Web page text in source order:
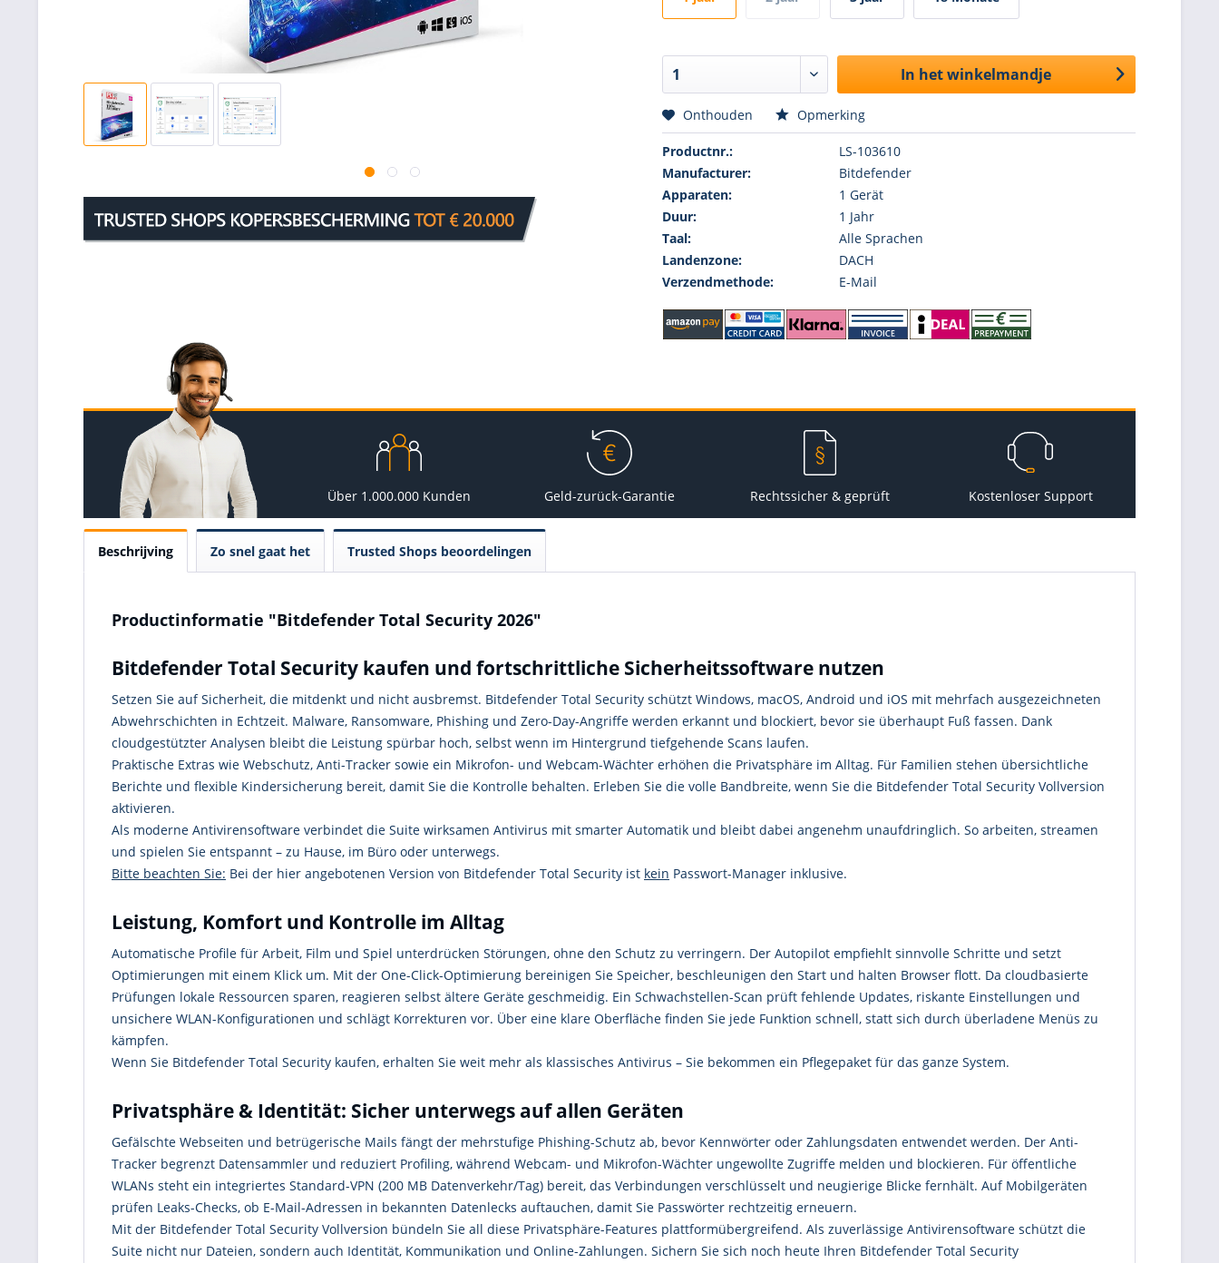
In het winkelmandje
Onthouden Opmerking
Productnr.:
LS-103610
Manufacturer:
Bitdefender
Apparaten:
1 Gerät
Duur:
1 Jahr
Taal:
Alle Sprachen
Landenzone:
DACH
Verzendmethode:
E-Mail
Über 1.000.000 Kunden Geld-zurück-Garantie Rechtssicher & geprüft Kostenloser Support
Beschrijving Zo snel gaat het Trusted Shops beoordelingen
Productinformatie "Bitdefender Total Security 2026"
Bitdefender Total Security kaufen und fortschrittliche Sicherheitssoftware nutzen
Setzen Sie auf Sicherheit, die mitdenkt und nicht ausbremst. Bitdefender Total Security schützt Windows, macOS, Android und iOS mit mehrfach ausgezeichneten
Abwehrschichten in Echtzeit. Malware, Ransomware, Phishing und Zero-Day-Angriffe werden erkannt und blockiert, bevor sie überhaupt Fuß fassen. Dank
cloudgestützter Analysen bleibt die Leistung spürbar hoch, selbst wenn im Hintergrund tiefgehende Scans laufen.
Praktische Extras wie Webschutz, Anti-Tracker sowie ein Mikrofon- und Webcam-Wächter erhöhen die Privatsphäre im Alltag. Für Familien stehen übersichtliche
Berichte und flexible Kindersicherung bereit, damit Sie die Kontrolle behalten. Erleben Sie die volle Bandbreite, wenn Sie die Bitdefender Total Security Vollversion
aktivieren.
Als moderne Antivirensoftware verbindet die Suite wirksamen Antivirus mit smarter Automatik und bleibt dabei angenehm unaufdringlich. So arbeiten, streamen
und spielen Sie entspannt – zu Hause, im Büro oder unterwegs.
Bitte beachten Sie: Bei der hier angebotenen Version von Bitdefender Total Security ist kein Passwort-Manager inklusive.
Leistung, Komfort und Kontrolle im Alltag
Automatische Profile für Arbeit, Film und Spiel unterdrücken Störungen, ohne den Schutz zu verringern. Der Autopilot empfiehlt sinnvolle Schritte und setzt
Optimierungen mit einem Klick um. Mit der One-Click-Optimierung bereinigen Sie Speicher, beschleunigen den Start und halten Browser flott. Da cloudbasierte
Prüfungen lokale Ressourcen sparen, reagieren selbst ältere Geräte geschmeidig. Ein Schwachstellen-Scan prüft fehlende Updates, riskante Einstellungen und
unsichere WLAN-Konfigurationen und schlägt Korrekturen vor. Über eine klare Oberfläche finden Sie jede Funktion schnell, statt sich durch überladene Menüs zu
kämpfen.
Wenn Sie Bitdefender Total Security kaufen, erhalten Sie weit mehr als klassisches Antivirus – Sie bekommen ein Pflegepaket für das ganze System.
Privatsphäre & Identität: Sicher unterwegs auf allen Geräten
Gefälschte Webseiten und betrügerische Mails fängt der mehrstufige Phishing-Schutz ab, bevor Kennwörter oder Zahlungsdaten entwendet werden. Der Anti-
Tracker begrenzt Datensammler und reduziert Profiling, während Webcam- und Mikrofon-Wächter ungewollte Zugriffe melden und blockieren. Für öffentliche
WLANs steht ein integriertes Standard-VPN (200 MB Datenverkehr/Tag) bereit, das Verbindungen verschlüsselt und neugierige Blicke fernhält. Auf Mobilgeräten
prüfen Leaks-Checks, ob E-Mail-Adressen in bekannten Datenlecks auftauchen, damit Sie Passwörter rechtzeitig erneuern.
Mit der Bitdefender Total Security Vollversion bündeln Sie all diese Privatsphäre-Features plattformübergreifend. Als zuverlässige Antivirensoftware schützt die
Suite nicht nur Dateien, sondern auch Identität, Kommunikation und Online-Zahlungen. Sichern Sie sich noch heute Ihren Bitdefender Total Security